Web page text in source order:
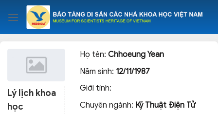
content
Lý lịch khoa
học
Họ tên:Chhoeung Yean
Năm sinh: 12/11/1987
Giới tính:
Chuyên ngành: Kỹ Thuật Điện Tử